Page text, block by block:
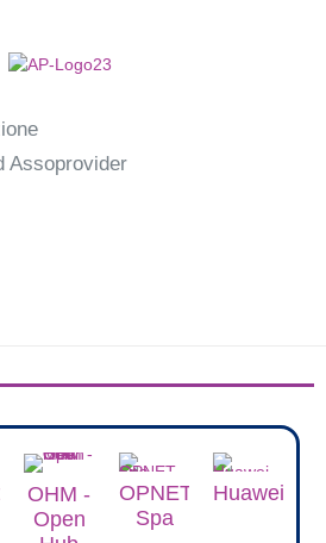
Assoprovider
OHM -
Open
OPNET
Spa
Huawei